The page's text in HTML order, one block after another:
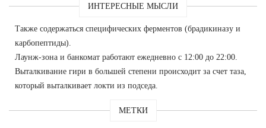
ИНТЕРЕСНЫЕ МЫСЛИ
Также содержаться специфических ферментов (брадикиназу и
карбопептиды).
Лаунж-зона и банкомат работают ежедневно с 12:00 до 22:00.
Выталкивание гири в большей степени происходит за счет таза,
который выталкивает локти из подседа.
МЕТКИ